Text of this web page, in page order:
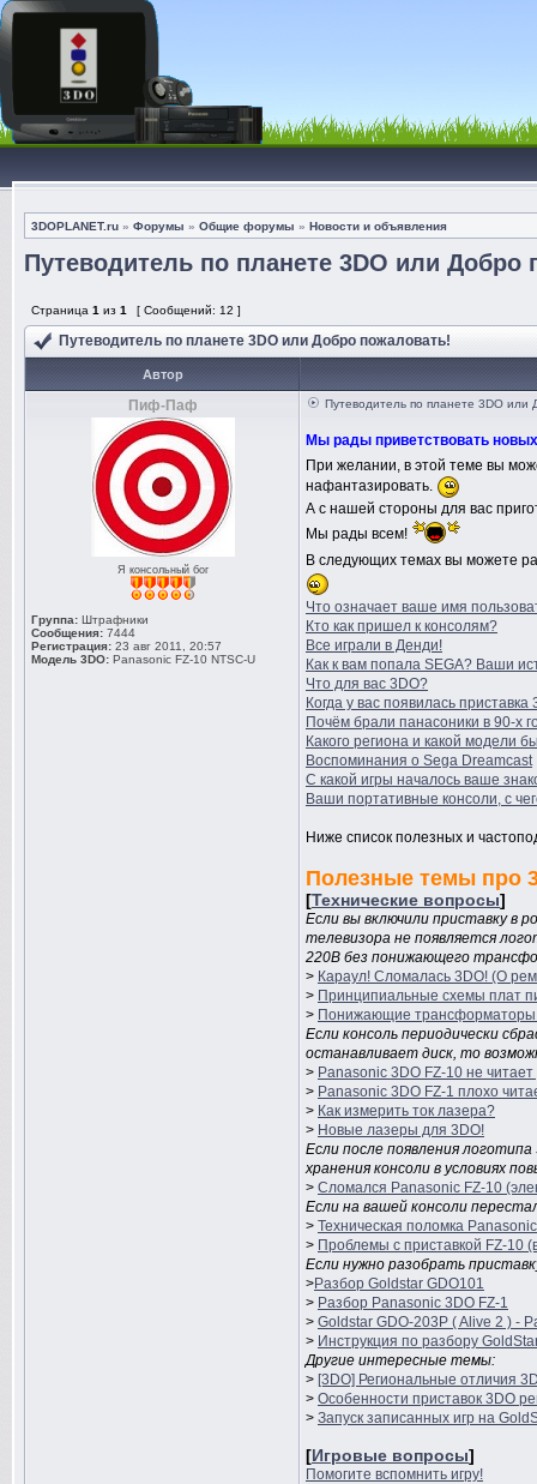
3DOPLANET.ru » Форумы » Общие форумы » Новости и объявления
Путеводитель по планете 3DO или Добро
Страница 1 из 1 [ Сообщений: 12 ]
Путеводитель по планете 3DO или Добро пожаловать!
Автор
Пиф-Паф
Я консольный бог
Группа: Штрафники
Сообщения: 7444
Регистрация: 23 авг 2011, 20:57
Модель 3DO: Panasonic FZ-10 NTSC-U
Путеводитель по планете 3DO или
Мы рады приветствовать
При желании, в этой теме вы
нафантазировать.
А с нашей стороны для вас
Мы рады всем!
В следующих темах вы можете
Что oзначает ваше имя
Кто как пришел к консолям?
Все играли в Денди!
Как к вам попала SEGA? Ваши
Что для вас 3DO?
Когда у вас появилась приставка
Почём брали панасоники в 90-х
Какого региона и какой модели
Воспоминания о Sega Dreamcast
С какой игры началось ваше
Ваши портативные консоли, с
Ниже список полезных и
Полезные темы про
[Технические вопросы]
Если вы включили приставку в
телевизора не появляется
220В без понижающего
> Караул! Сломалась 3DO! (О
> Принципиальные схемы плат
> Понижающие трансформаторы
Если консоль периодически
останавливает диск, то
> Panasonic 3DO FZ-10 не читает
> Panasonic 3DO FZ-1 плохо
> Как измерить ток лазера?
> Новые лазеры для 3DO!
Если после появления
хранения консоли в условиях
> Сломался Panasonic FZ-10
Если на вашей консоли
> Техническая поломка
> Проблемы с приставкой FZ-10
Если нужно разобрать
>Разбор Goldstar GDO101
> Разбор Panasonic 3DO FZ-1
> Goldstar GDO-203P ( Alive 2 ) -
> Инструкция по разбору
Другие интересные темы:
> [3DO] Региональные отличия
> Особенности приставок 3DO
> Запуск записанных игр на
[Игровые вопросы]
Помогите вспомнить игру!